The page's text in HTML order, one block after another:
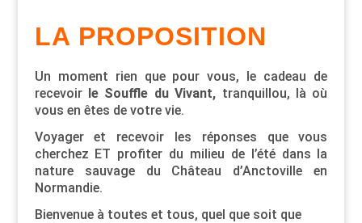
LA PROPOSITION
Un moment rien que pour vous, le cadeau de
recevoir le Souffle du Vivant, tranquillou, là où
vous en êtes de votre vie.
Voyager et recevoir les réponses que vous
cherchez ET profiter du milieu de l’été dans la
nature sauvage du Château d’Anctoville en
Normandie.
Bienvenue à toutes et tous, quel que soit que